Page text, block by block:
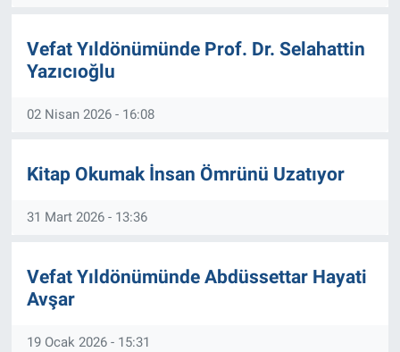
Vefat Yıldönümünde Prof. Dr. Selahattin
Yazıcıoğlu
02 Nisan 2026 - 16:08
Kitap Okumak İnsan Ömrünü Uzatıyor
31 Mart 2026 - 13:36
Vefat Yıldönümünde Abdüssettar Hayati
Avşar
19 Ocak 2026 - 15:31